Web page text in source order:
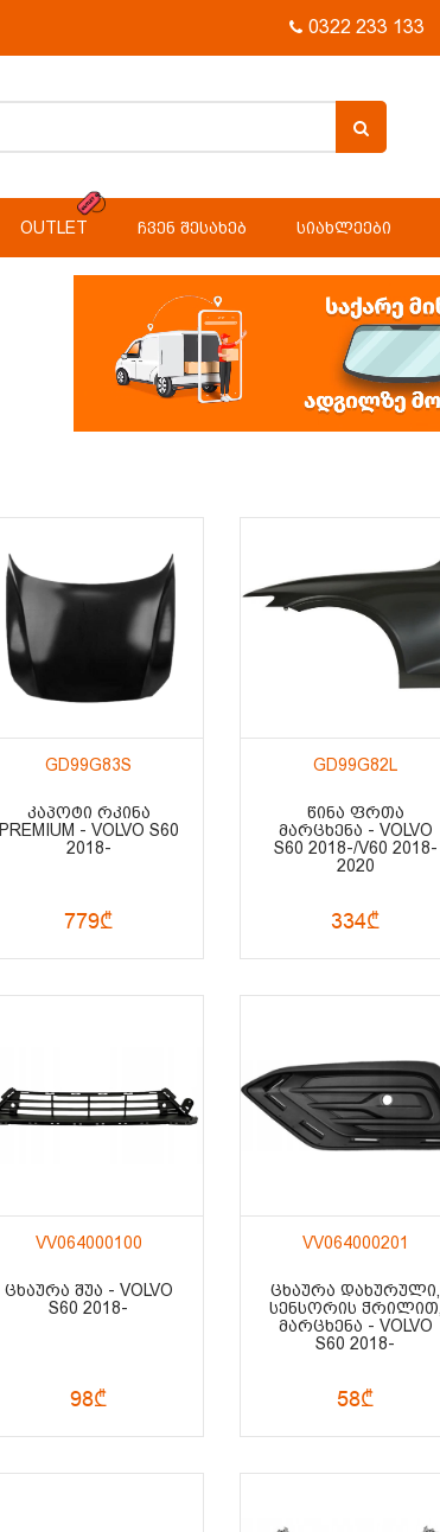
0322 233 133
OUTLET ᲩᲕᲔᲜ ᲨᲔᲡᲐᲮᲔᲑ ᲡᲘᲐᲮᲚᲔᲔᲑᲘ
GD99G83S
ᲙᲐᲞᲝᲢᲘ ᲠᲙᲘᲜᲐ
PREMIUM - VOLVO S60
2018-
779₾
GD99G82L
ᲬᲘᲜᲐ ᲤᲠᲗᲐ
ᲛᲐᲠᲪᲮᲔᲜᲐ - VOLVO
S60 2018-/V60 2018-
2020
334₾
VV064000100
ᲪᲮᲐᲣᲠᲐ ᲨᲣᲐ - VOLVO
S60 2018-
98₾
VV064000201
ᲪᲮᲐᲣᲠᲐ ᲓᲐᲮᲣᲠᲣᲚᲘ,
ᲡᲔᲜᲡᲝᲠᲘᲡ ᲭᲠᲘᲚᲘᲗ,
ᲛᲐᲠᲪᲮᲔᲜᲐ - VOLVO
S60 2018-
58₾